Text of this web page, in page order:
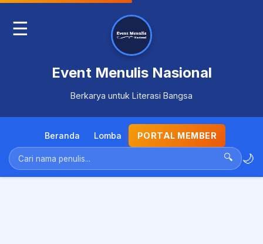
☰
Event Menulis Nasional
Berkarya untuk Literasi Bangsa
Beranda Lomba PORTAL MEMBER
🔍 🌙